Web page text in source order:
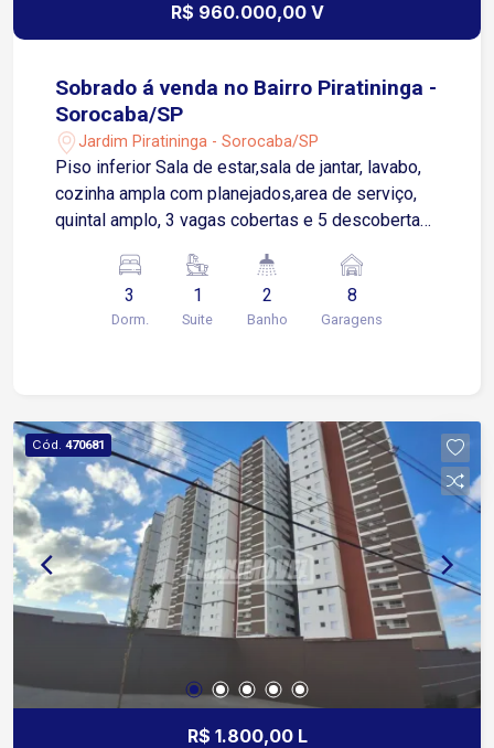
R$ 960.000,00 V
Sobrado á venda no Bairro Piratininga -
Sorocaba/SP
Jardim Piratininga - Sorocaba/SP
Piso inferior Sala de estar,sala de jantar, lavabo,
cozinha ampla com planejados,area de serviço,
quintal amplo, 3 vagas cobertas e 5 descobertas
closet, varanda e hidro e wc social
3
Dorm.
1
Suite
2
Banho
8
Garagens
Cód. 470681
R$ 1.800,00 L